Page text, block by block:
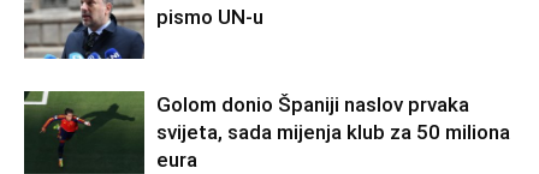
pismo UN-u
Golom donio Španiji naslov prvaka
svijeta, sada mijenja klub za 50 miliona
eura